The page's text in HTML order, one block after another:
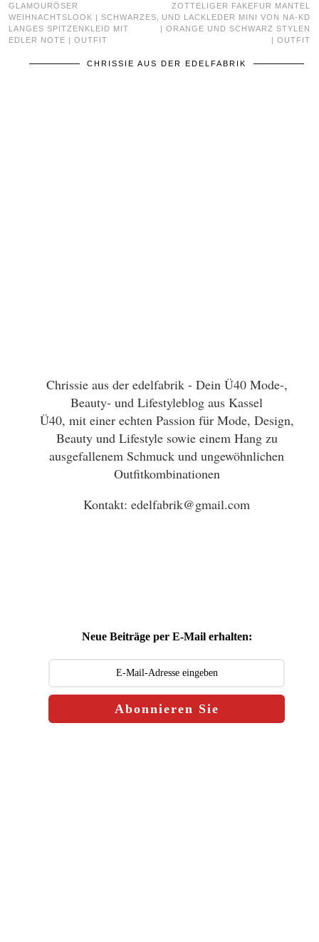
GLAMOURÖSER
WEIHNACHTSLOOK | SCHWARZES,
LANGES SPITZENKLEID MIT
EDLER NOTE | OUTFIT
ZOTTELIGER FAKEFUR MANTEL
UND LACKLEDER MINI VON NA-KD
| ORANGE UND SCHWARZ STYLEN
| OUTFIT
CHRISSIE AUS DER EDELFABRIK
Chrissie aus der edelfabrik - Dein Ü40 Mode-,
Beauty- und Lifestyleblog aus Kassel
Ü40, mit einer echten Passion für Mode, Design,
Beauty und Lifestyle sowie einem Hang zu
ausgefallenem Schmuck und ungewöhnlichen
Outfitkombinationen
Kontakt: edelfabrik@gmail.com
Neue Beiträge per E-Mail erhalten:
Abonnieren Sie